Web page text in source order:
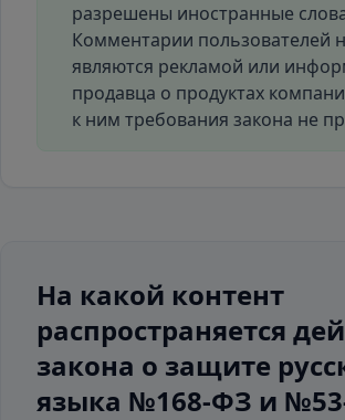
разрешены иностранные
Комментарии пользователей
являются рекламой или
продавца о продуктах
к ним требования закона не
На какой контент
распространяется
закона о защите
языка №168-ФЗ и